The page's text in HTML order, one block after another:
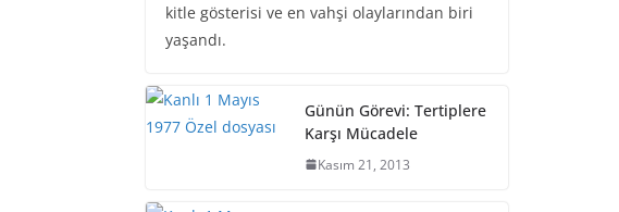
kitle gösterisi ve en vahşi olaylarından biri
yaşandı.
Günün Görevi: Tertiplere
Karşı Mücadele
Kasım 21, 2013